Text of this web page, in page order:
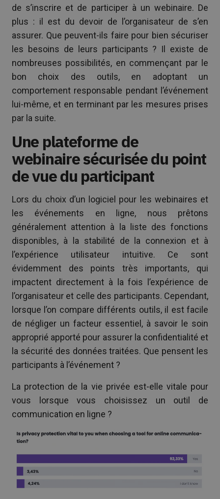
de s’inscrire et de participer à un webinaire. De
plus : il est du devoir de l’organisateur de s’en
assurer. Que peuvent-ils faire pour bien sécuriser
les besoins de leurs participants ? Il existe de
nombreuses possibilités, en commençant par le
bon choix des outils, en adoptant un
comportement responsable pendant l’événement
lui-même, et en terminant par les mesures prises
par la suite.
Une plateforme de
webinaire sécurisée du point
de vue du participant
Lors du choix d’un logiciel pour les webinaires et
les événements en ligne, nous prêtons
généralement attention à la liste des fonctions
disponibles, à la stabilité de la connexion et à
l’expérience utilisateur intuitive. Ce sont
évidemment des points très importants, qui
impactent directement à la fois l’expérience de
l’organisateur et celle des participants. Cependant,
lorsque l’on compare différents outils, il est facile
de négliger un facteur essentiel, à savoir le soin
approprié apporté pour assurer la confidentialité et
la sécurité des données traitées. Que pensent les
participants à l’événement ?
La protection de la vie privée est-elle vitale pour
vous lorsque vous choisissez un outil de
communication en ligne ?